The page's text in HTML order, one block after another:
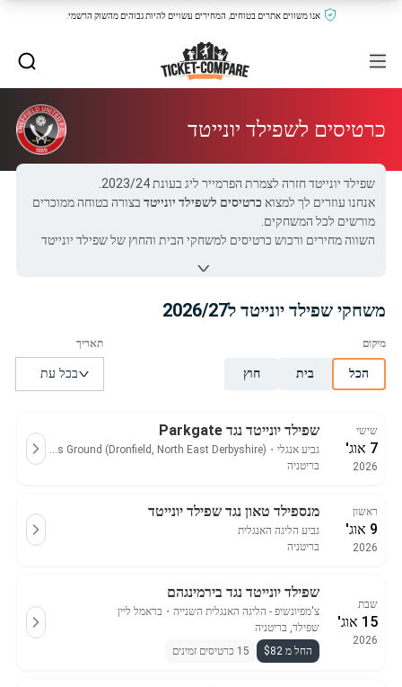
אנו משווים אתרים בטוחים, המחירים עשויים להיות גבוהים מהשוק הרשמי.
כרטיסים לשפילד יונייטד
שפילד יונייטד חזרה לצמרת הפרמייר ליג בעונת 2023/24.
אנחנו עוזרים לך למצוא כרטיסים לשפילד יונייטד בצורה בטוחה ממוכרים
מורשים לכל המשחקים.
השווה מחירים ורכוש כרטיסים למשחקי הבית והחוץ של שפילד יונייטד
משחקי שפילד יונייטד ל2026/27
הכל בית חוץ
שישי
7 אוג'
2026
שפילד יונייטד נגד Parkgate
גביע אנגלי ・
The Coach and Horses Ground (Dronfield, North East Derbyshire)
בריטניה
ראשון
9 אוג'
2026
מנספילד טאון נגד שפילד יונייטד
גביע הליגה האנגלית
בריטניה
שבת
15 אוג'
2026
שפילד יונייטד נגד בירמינגהם
צ'מפיונשיפ - הליגה האנגלית השנייה ・ בראמל ליין
שפילד, בריטניה
החל מ $82
15 כרטיסים זמינים